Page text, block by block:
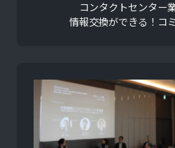
コンタクトセンター
情報交換ができる！コ